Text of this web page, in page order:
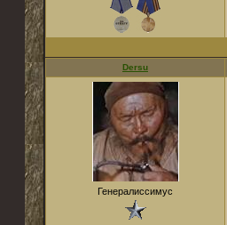
Dersu
Генералиссимус